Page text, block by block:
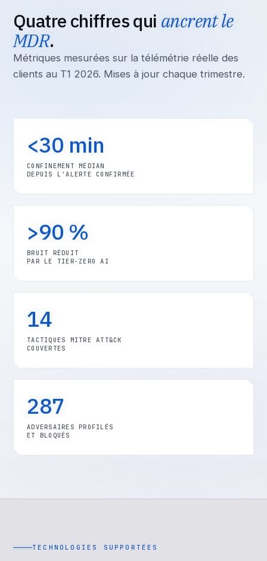
Quatre chiffres qui ancrent le
MDR.
Métriques mesurées sur la télémétrie réelle des
clients au T1 2026. Mises à jour chaque trimestre.
<30 min
CONFINEMENT MÉDIAN
DEPUIS L'ALERTE CONFIRMÉE
>90 %
BRUIT RÉDUIT
PAR LE TIER-ZERO AI
14
TACTIQUES MITRE ATT&CK
COUVERTES
287
ADVERSAIRES PROFILÉS
ET BLOQUÉS
TECHNOLOGIES SUPPORTÉES